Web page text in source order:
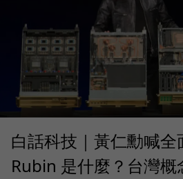
白話科技｜黃仁勳喊
Rubin 是什麼？台灣概